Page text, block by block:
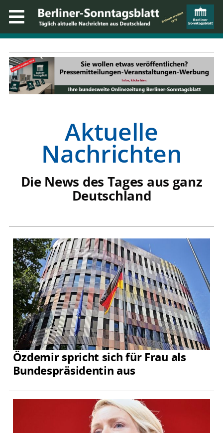
Aktuelle
Nachrichten
Die News des Tages aus ganz
Deutschland
Özdemir spricht sich für Frau als
Bundespräsidentin aus